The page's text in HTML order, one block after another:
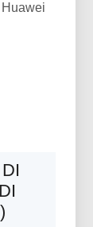
Huawei